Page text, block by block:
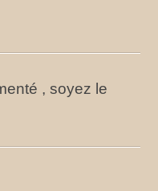
, soyez le